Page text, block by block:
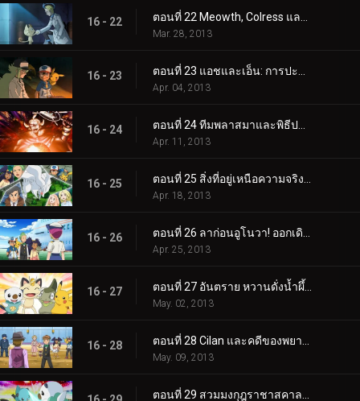
16 - 22
Mar. 28, 2013
16 - 23
Apr. 04, 2013
16 - 24
Apr. 11, 2013
16 - 25
Apr. 18, 2013
16 - 26
Apr. 25, 2013
16 - 27
May. 02, 2013
16 - 28
May. 09, 2013